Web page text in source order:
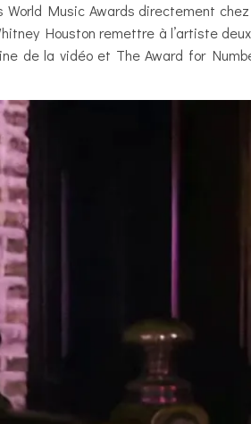
Music Awards directement
Houston remettre à l’artiste
de la vidéo et The Award for